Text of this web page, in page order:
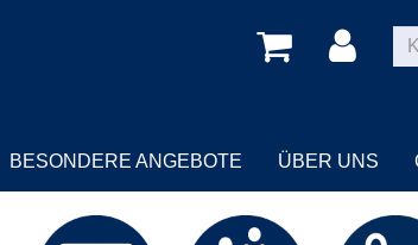
BESONDERE ANGEBOTE ÜBER UNS